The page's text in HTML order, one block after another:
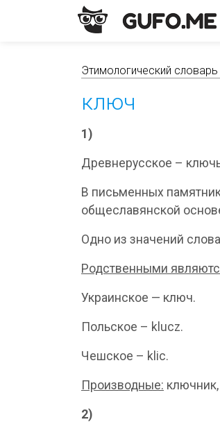
Этимологический
ключ
1)
Древнерусское –
В письменных
общеславянской
Одно из значений
Родственными
Украинское — ключ.
Польское – klucz.
Чешское – klic.
Производные:
2)